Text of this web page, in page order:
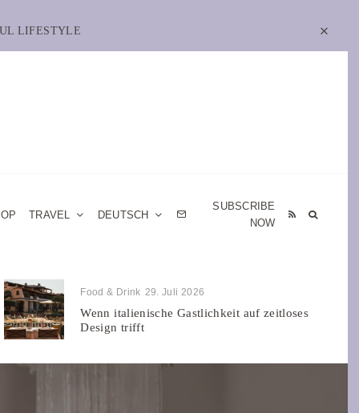
LIFESTYLE
TRAVEL DEUTSCH
SUBSCRIBE
NOW
Food & Drink 29. Juli 2026
Wenn italienische Gastlichkeit auf zeitloses
Design trifft